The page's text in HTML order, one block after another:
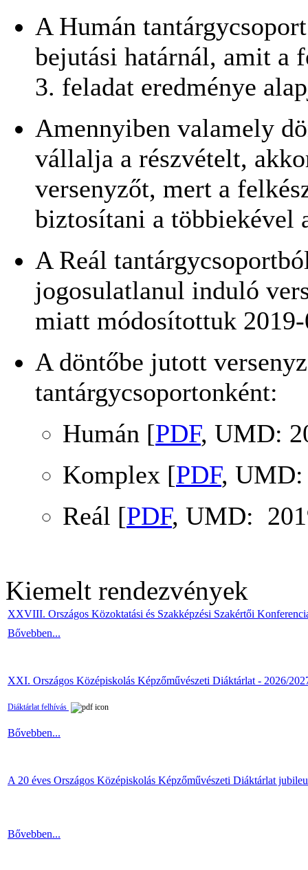
A Humán
bejutási határnál, amit a
3. feladat eredménye
Amennyiben valamely
vállalja a részvételt,
versenyzőt, mert a
biztosítani a többiekével
A Reál
jogosulatlanul induló
miatt módosítottuk
A döntőbe jutott
tantárgycsoportonként:
Humán [PDF, UMD:
Komplex [PDF,
Reál [PDF, UMD:
Kiemelt rendezvények
XXVIII. Országos Közoktatási és Szakképzési Szakértői
Bővebben...
XXI. Országos Középiskolás Képzőművészeti Diáktárlat - 2026/
Diáktárlat felhívás
Bővebben...
A 20 éves Országos Középiskolás Képzőművészeti Diáktárlat
Bővebben...